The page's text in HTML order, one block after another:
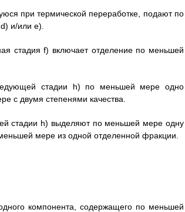
при термической переработке, подают по
и/или е).
стадия f) включает отделение по меньшей
стадии h) по меньшей мере одно
с двумя степенями качества.
стадии h) выделяют по меньшей мере одну
мере из одной отделенной фракции.
компонента, содержащего по меньшей